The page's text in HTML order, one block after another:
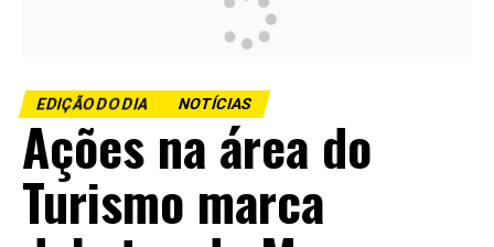
EDIÇÃO DO DIA NOTÍCIAS
Ações na área do
Turismo marca